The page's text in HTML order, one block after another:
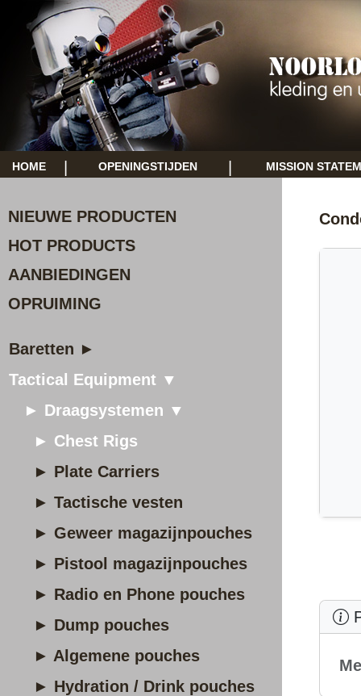
HOME OPENINGSTIJDEN MISSION
NIEUWE PRODUCTEN
HOT PRODUCTS
AANBIEDINGEN
OPRUIMING
Baretten ►
Tactical Equipment ▼
► Draagsystemen ▼
► Chest Rigs
► Plate Carriers
► Tactische vesten
► Geweer magazijnpouches
► Pistool magazijnpouches
► Radio en Phone pouches
► Dump pouches
► Algemene pouches
► Hydration / Drink pouches